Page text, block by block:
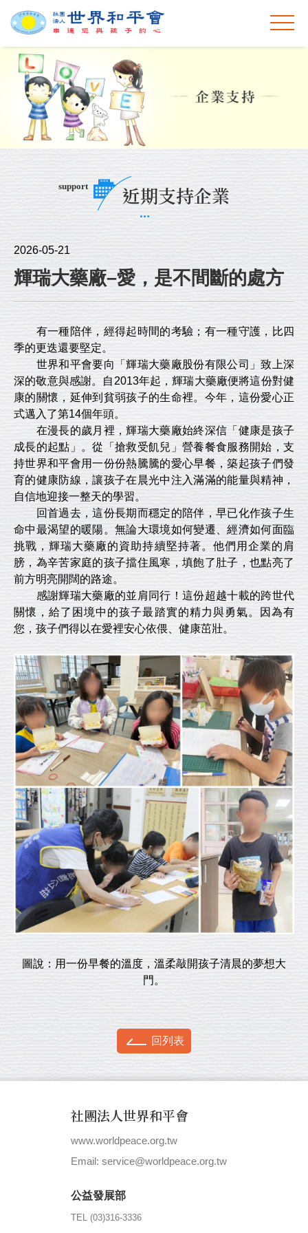
support
近期支持企業
回列表
2026-05-21
輝瑞大藥廠–愛，是不間斷的處方
有一種陪伴，經得起時間的考驗；有一種守護，比四
季的更迭還要堅定。
世界和平會要向「輝瑞大藥廠股份有限公司」致上深
深的敬意與感謝。自2013年起，輝瑞大藥廠便將這份對健
康的關懷，延伸到貧弱孩子的生命裡。今年，這份愛心正
式邁入了第14個年頭。
在漫長的歲月裡，輝瑞大藥廠始終深信「健康是孩子
成長的起點」。從「搶救受飢兒」營養餐食服務開始，支
持世界和平會用一份份熱騰騰的愛心早餐，築起孩子們發
育的健康防線，讓孩子在晨光中注入滿滿的能量與精神，
自信地迎接一整天的學習。
回首過去，這份長期而穩定的陪伴，早已化作孩子生
命中最渴望的暖陽。無論大環境如何變遷、經濟如何面臨
挑戰，輝瑞大藥廠的資助持續堅持著。他們用企業的肩
膀，為辛苦家庭的孩子擋住風寒，填飽了肚子，也點亮了
前方明亮開闊的路途。
感謝輝瑞大藥廠的並肩同行！這份超越十載的跨世代
關懷，給了困境中的孩子最踏實的精力與勇氣。因為有
您，孩子們得以在愛裡安心依偎、健康茁壯。
圖說：用一份早餐的溫度，溫柔敲開孩子清晨的夢想大
門。
社團法人世界和平會
www.worldpeace.org.tw
Email: service@worldpeace.org.tw
公益發展部
TEL (03)316-3336